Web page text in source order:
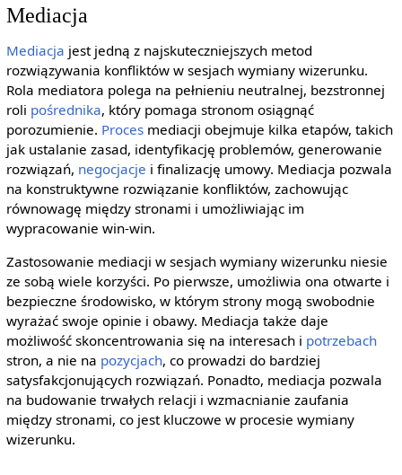
Mediacja
Mediacja jest jedną z najskuteczniejszych metod
rozwiązywania konfliktów w sesjach wymiany wizerunku.
Rola mediatora polega na pełnieniu neutralnej, bezstronnej
roli pośrednika, który pomaga stronom osiągnąć
porozumienie. Procesmediacji obejmuje kilka etapów, takich
jak ustalanie zasad, identyfikację problemów, generowanie
rozwiązań, negocjacje i finalizację umowy. Mediacja pozwala
na konstruktywne rozwiązanie konfliktów, zachowując
równowagę między stronami i umożliwiając im
wypracowanie win-win.
Zastosowanie mediacji w sesjach wymiany wizerunku niesie
ze sobą wiele korzyści. Po pierwsze, umożliwia ona otwarte i
bezpieczne środowisko, w którym strony mogą swobodnie
wyrażać swoje opinie i obawy. Mediacja także daje
możliwość skoncentrowania się na interesach i potrzebach
stron, a nie na pozycjach, co prowadzi do bardziej
satysfakcjonujących rozwiązań. Ponadto, mediacja pozwala
na budowanie trwałych relacji i wzmacnianie zaufania
między stronami, co jest kluczowe w procesie wymiany
wizerunku.